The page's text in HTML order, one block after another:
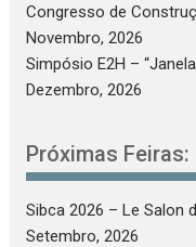
Congresso de
Novembro, 2026
Simpósio E2H –
Dezembro, 2026
Próximas Feiras:
Sibca 2026 – Le Salon
Setembro, 2026